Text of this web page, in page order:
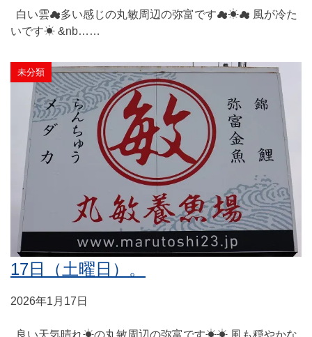
BLOG
丸敏ブログ
白い雲☁多い感じの丸敏周辺の弥富です☁☀☁ 風が冷た
いです☀ &nb……
未分類
17日（土曜日）。
2026年1月17日
良い天気晴れ☀の丸敏周辺の弥富です☀☀ 風も穏やかな